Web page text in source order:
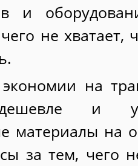
и
не хватает,
на
и
материалы на
за тем, чего